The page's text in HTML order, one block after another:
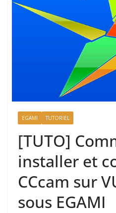
EGAMI TUTORIEL
[TUTO]
installer et
CCcam sur
sous EGAMI